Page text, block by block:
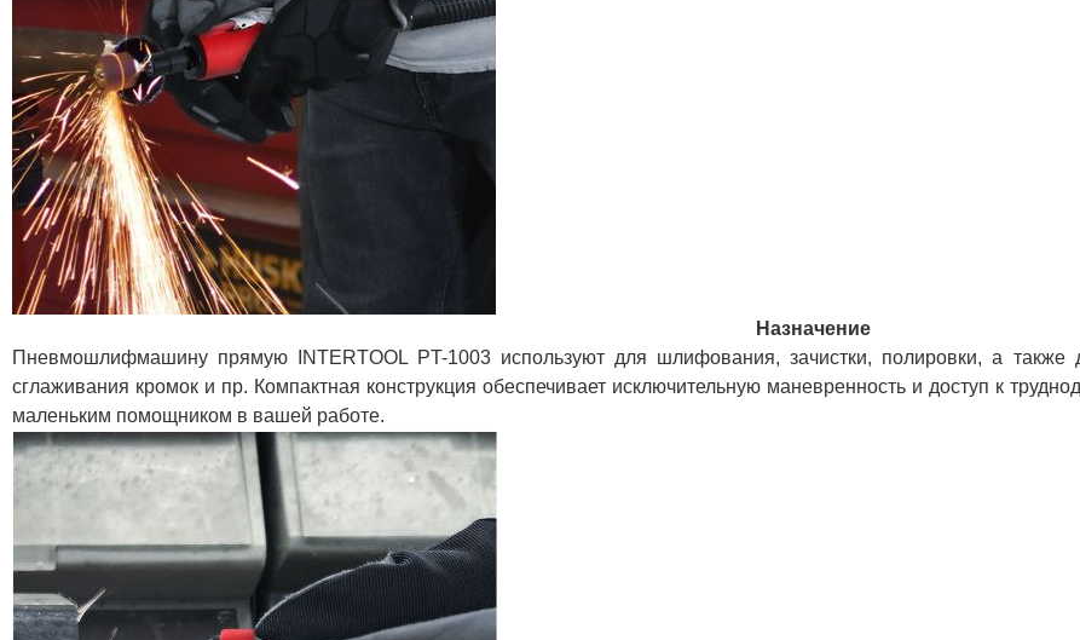
Назначение
Пневмошлифмашину прямую INTERTOOL PT-1003 используют для шлифования, зачистки, полировки, а также
сглаживания кромок и пр. Компактная конструкция обеспечивает исключительную маневренность и доступ к
маленьким помощником в вашей работе.